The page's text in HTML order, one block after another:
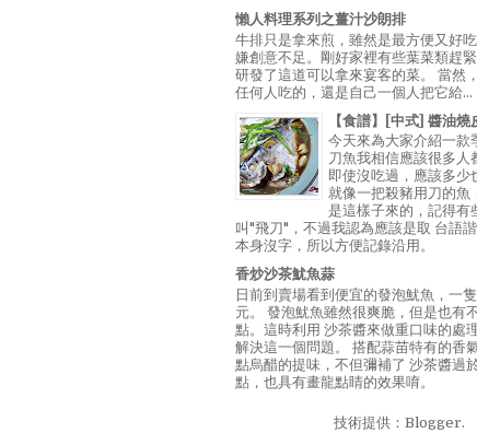
懶人料理系列之薑汁沙朗排
牛排只是拿來煎，雖然是最方便又好
嫌創意不足。剛好家裡有些葉菜類趕
研發了這道可以拿來宴客的菜。 當然
任何人吃的，還是自己一個人把它給...
【食譜】[中式] 醬油燒
今天來為大家介紹一款
刀魚我相信應該很多人
即使沒吃過，應該多少
就像一把殺豬用刀的魚
是這樣子來的，記得有
叫"飛刀"，不過我認為應該是取 台語
本身沒字，所以方便記錄沿用。
香炒沙茶魷魚蒜
日前到賣場看到便宜的發泡魷魚，一
元。 發泡魷魚雖然很爽脆，但是也有
點。這時利用 沙茶醬來做重口味的處
解決這一個問題。 搭配蒜苗特有的香
點烏醋的提味，不但彌補了 沙茶醬過
點，也具有畫龍點睛的效果唷。
技術提供： Blogger.